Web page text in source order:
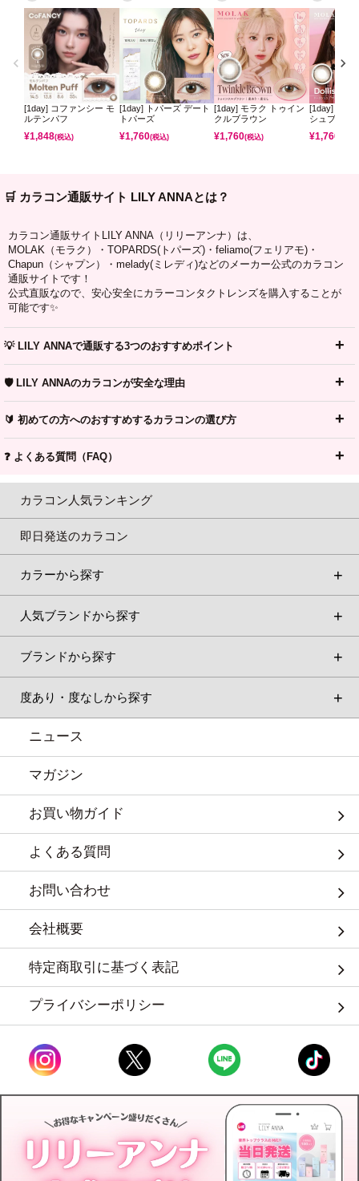
[1day] コファンシー モ
ルテンパフ
¥1,848(税込)
[1day] トパーズ デート
トパーズ
¥1,760(税込)
[1day] モラク トゥイン
クルブラウン
¥1,760(税込)
[1day] モラ
シュブラウ
¥1,760
🛒 カラコン通販サイト LILY ANNAとは？
カラコン通販サイトLILY ANNA（リリーアンナ）は、
MOLAK（モラク）・TOPARDS(トパーズ)・feliamo(フェリアモ)・
Chapun（シャプン）・melady(ミレディ)などのメーカー公式のカラコン
通販サイトです！
公式直販なので、安心安全にカラーコンタクトレンズを購入することが
可能です✨
💡 LILY ANNAで通販する3つのおすすめポイント
🛡️ LILY ANNAのカラコンが安全な理由
🔰 初めての方へのおすすめするカラコンの選び方
❓ よくある質問（FAQ）
カラコン人気ランキング
即日発送のカラコン
カラーから探す
人気ブランドから探す
ブランドから探す
度あり・度なしから探す
ニュース
マガジン
お買い物ガイド
よくある質問
お問い合わせ
会社概要
特定商取引に基づく表記
プライバシーポリシー